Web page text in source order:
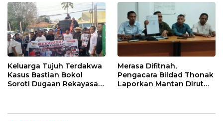
Tagih Pajak
Keluarga Tujuh Terdakwa
Kasus Bastian Bokol
Soroti Dugaan Rekayasa
Merasa Difitnah,
Pengacara Bildad Thonak
Laporkan Mantan Dirut